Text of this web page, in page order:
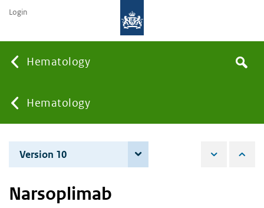
Hematology
You
are
here:
Hematology
the
Search
Login
Version 10
Narsoplimab